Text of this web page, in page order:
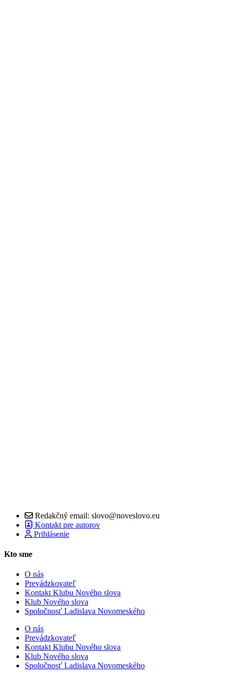
Redakčný email: slovo@noveslovo.eu
Kontakt pre autorov
Prihlásenie
Kto sme
O nás
Prevádzkovateľ
Kontakt Klubu Nového slova
Klub Nového slova
Spoločnosť Ladislava Novomeského
O nás
Prevádzkovateľ
Kontakt Klubu Nového slova
Klub Nového slova
Spoločnosť Ladislava Novomeského